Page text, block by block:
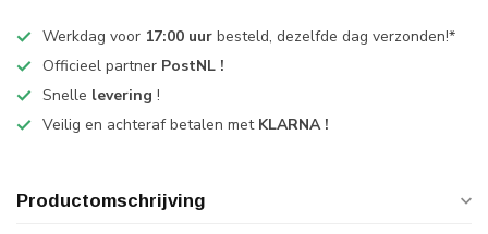
Werkdag voor 17:00 uur besteld, dezelfde dag verzonden!*
Officieel partner PostNL !
Snelle levering !
Veilig en achteraf betalen met KLARNA !
Productomschrijving